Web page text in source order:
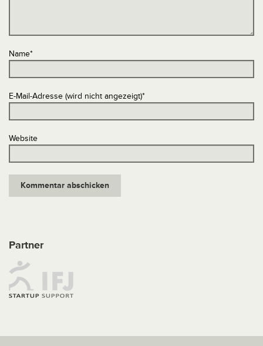
Name*
E-Mail-Adresse (wird nicht angezeigt)*
Website
Partner